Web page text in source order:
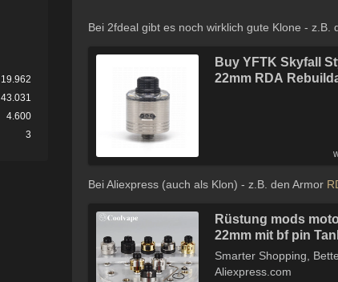
19.962
43.031
4.600
3
Bei 2fdeal gibt es noch wirklich gute Klone - z.B.
Buy YFTK Skyfall
22mm RDA
Bei Aliexpress (auch als Klon) - z.B. den Armor
Rüstung mods
22mm mit bf pin
Zerstäuber 510
vape Zerstäuber
Smarter Shopping,
Aliexpress.com